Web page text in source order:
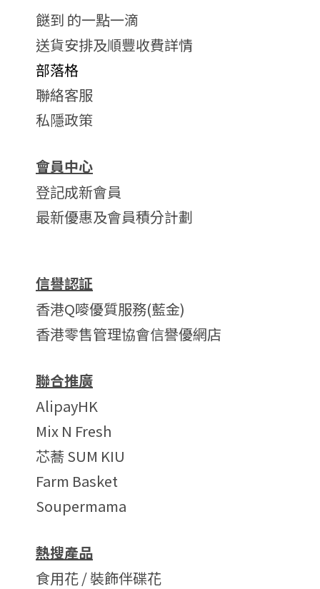
餸到 的一點一滴
送貨安排及順豐收費詳情
部落格
聯絡客服
私隱政策
會員中心
登記成新會員
最新優惠及會員積分計劃
信譽認証
香港Q嘜優質服務(藍金)
香港零售管理協會信譽優網店
聯合推廣
AlipayHK
Mix N Fresh
芯蕎 SUM KIU
Farm Basket
Soupermama
熱搜產品
食用花 / 裝飾伴碟花